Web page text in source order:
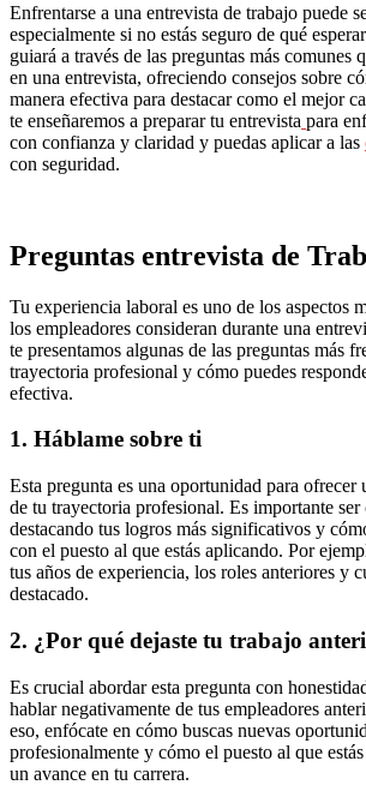
Enfrentarse a una entrevista de trabajo puede
especialmente si no estás seguro de qué
guiará a través de las preguntas más comunes
en una entrevista, ofreciendo consejos sobre
manera efectiva para destacar como el mejor
te enseñaremos a preparar tu entrevista para
con confianza y claridad y puedas aplicar a las
con seguridad.
Preguntas entrevista de
Tu experiencia laboral es uno de los aspectos
los empleadores consideran durante una
te presentamos algunas de las preguntas más
trayectoria profesional y cómo puedes
efectiva.
1. Háblame sobre ti
Esta pregunta es una oportunidad para ofrecer
de tu trayectoria profesional. Es importante
destacando tus logros más significativos y
con el puesto al que estás aplicando. Por
tus años de experiencia, los roles anteriores y
destacado.
2. ¿Por qué dejaste tu trabajo
Es crucial abordar esta pregunta con
hablar negativamente de tus empleadores
eso, enfócate en cómo buscas nuevas
profesionalmente y cómo el puesto al que
un avance en tu carrera.